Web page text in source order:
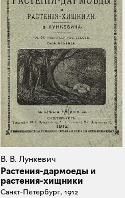
В. В. Лункевич
Растения-дармоеды и
растения-хищники
Санкт-Петербург, 1912